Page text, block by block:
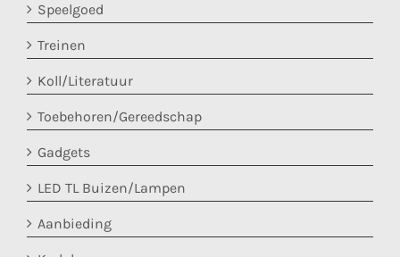
Speelgoed
Treinen
Koll/Literatuur
Toebehoren/Gereedschap
Gadgets
LED TL Buizen/Lampen
Aanbieding